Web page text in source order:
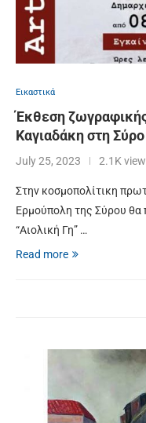
Εικαστικά
Έκθεση
Καγιαδάκη στη
July 25, 2023 2.1K
Στην κοσμοπολίτικη
Ερμούπολη της Σύρου θα
“Αιολική Γη” …
Read more